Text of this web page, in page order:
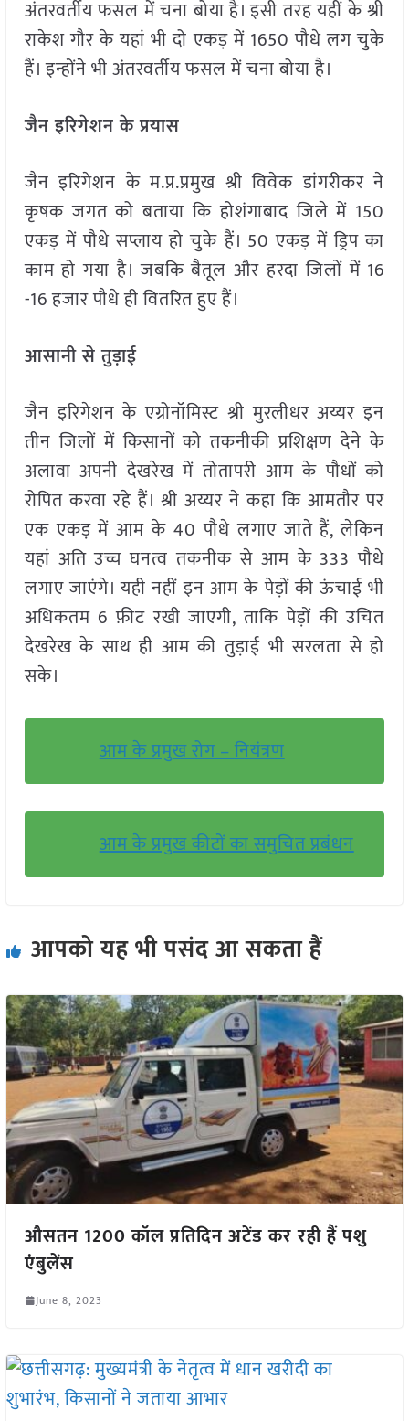
अंतरवर्तीय फसल में चना बोया है। इसी तरह यहीं के श्री
राकेश गौर के यहां भी दो एकड़ में 1650 पौधे लग चुके
हैं। इन्होंने भी अंतरवर्तीय फसल में चना बोया है।
जैन इरिगेशन के प्रयास
जैन इरिगेशन के म.प्र.प्रमुख श्री विवेक डांगरीकर ने
कृषक जगत को बताया कि होशंगाबाद जिले में 150
एकड़ में पौधे सप्लाय हो चुके हैं। 50 एकड़ में ड्रिप का
काम हो गया है। जबकि बैतूल और हरदा जिलों में 16
-16 हजार पौधे ही वितरित हुए हैं।
आसानी से तुड़ाई
जैन इरिगेशन के एग्रोनॉमिस्ट श्री मुरलीधर अय्यर इन
तीन जिलों में किसानों को तकनीकी प्रशिक्षण देने के
अलावा अपनी देखरेख में तोतापरी आम के पौधों को
रोपित करवा रहे हैं। श्री अय्यर ने कहा कि आमतौर पर
एक एकड़ में आम के 40 पौधे लगाए जाते हैं, लेकिन
यहां अति उच्च घनत्व तकनीक से आम के 333 पौधे
लगाए जाएंगे। यही नहीं इन आम के पेड़ों की ऊंचाई भी
अधिकतम 6 फ़ीट रखी जाएगी, ताकि पेड़ों की उचित
देखरेख के साथ ही आम की तुड़ाई भी सरलता से हो
सके।
आम के प्रमुख रोग – नियंत्रण
आम के प्रमुख कीटों का समुचित प्रबंधन
आपको यह भी पसंद आ सकता हैं
औसतन 1200 कॉल प्रतिदिन अटेंड कर रही हैं पशु
एंबुलेंस
June 8, 2023